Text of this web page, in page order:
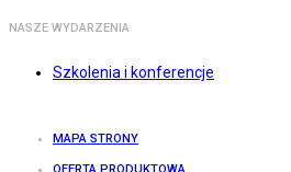
NASZE WYDARZENIA
Szkolenia i konferencje
MAPA STRONY